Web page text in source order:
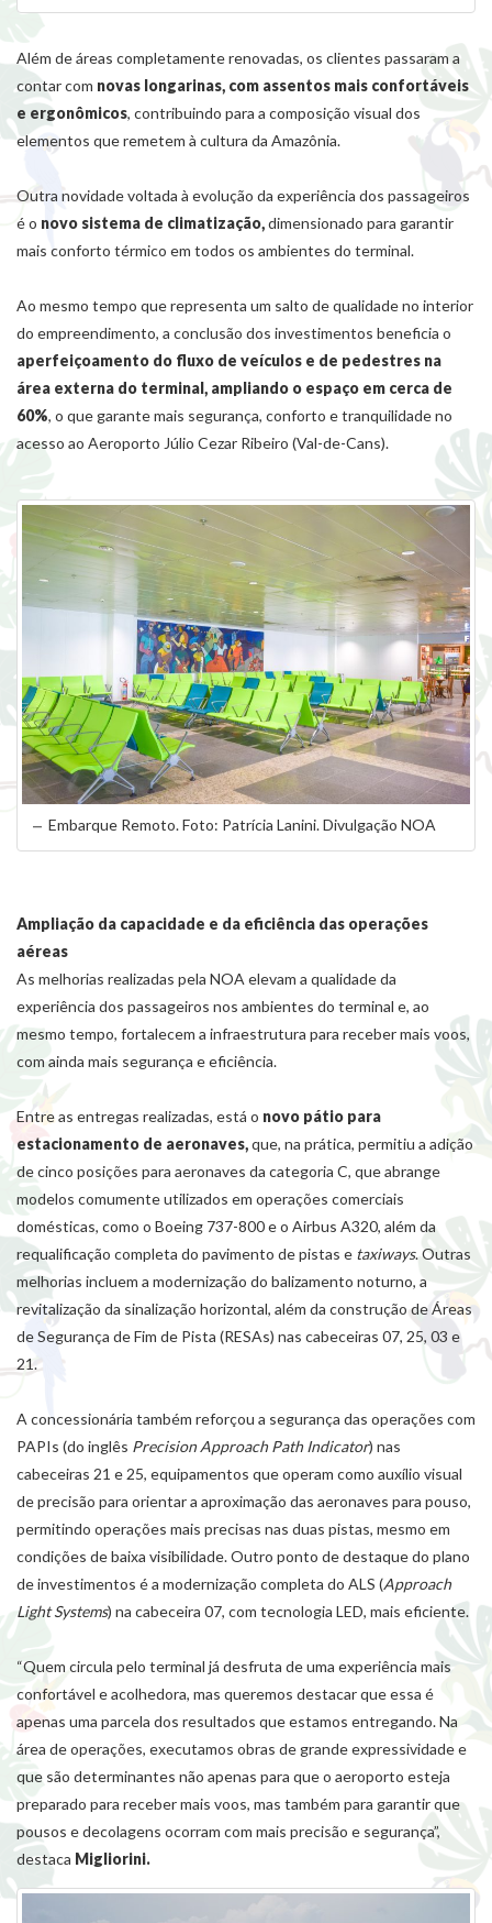
Além de áreas completamente renovadas, os clientes passaram a
contar com novas longarinas, com assentos mais confortáveis
e ergonômicos, contribuindo para a composição visual dos
elementos que remetem à cultura da Amazônia.
Outra novidade voltada à evolução da experiência dos passageiros
é o novo sistema de climatização,dimensionado para garantir
mais conforto térmico em todos os ambientes do terminal.
Ao mesmo tempo que representa um salto de qualidade no interior
do empreendimento, a conclusão dos investimentos beneficia o
aperfeiçoamento do fluxo de veículos e de pedestres na
área externa do terminal, ampliando o espaço em cerca de
60%, o que garante mais segurança, conforto e tranquilidade no
acesso ao Aeroporto Júlio Cezar Ribeiro (Val-de-Cans).
Embarque Remoto. Foto: Patrícia Lanini. Divulgação NOA
Ampliação da capacidade e da eficiência das operações
aéreas
As melhorias realizadas pela NOA elevam a qualidade da
experiência dos passageiros nos ambientes do terminal e, ao
mesmo tempo, fortalecem a infraestrutura para receber mais voos,
com ainda mais segurança e eficiência.
Entre as entregas realizadas, está o novo pátio para
estacionamento de aeronaves,que, na prática, permitiu a adição
de cinco posições para aeronaves da categoria C, que abrange
modelos comumente utilizados em operações comerciais
domésticas, como o Boeing 737-800 e o Airbus A320, além da
requalificação completa do pavimento de pistas e taxiways. Outras
melhorias incluem a modernização do balizamento noturno, a
revitalização da sinalização horizontal, além da construção de Áreas
de Segurança de Fim de Pista (RESAs) nas cabeceiras 07, 25, 03 e
21.
A concessionária também reforçou a segurança das operações com
PAPIs (do inglês Precision Approach Path Indicator) nas
cabeceiras 21 e 25, equipamentos que operam como auxílio visual
de precisão para orientar a aproximação das aeronaves para pouso,
permitindo operações mais precisas nas duas pistas, mesmo em
condições de baixa visibilidade. Outro ponto de destaque do plano
de investimentos é a modernização completa do ALS (Approach
Light Systems) na cabeceira 07, com tecnologia LED, mais eficiente.
“Quem circula pelo terminal já desfruta de uma experiência mais
confortável e acolhedora, mas queremos destacar que essa é
apenas uma parcela dos resultados que estamos entregando. Na
área de operações, executamos obras de grande expressividade e
que são determinantes não apenas para que o aeroporto esteja
preparado para receber mais voos, mas também para garantir que
pousos e decolagens ocorram com mais precisão e segurança”,
destaca Migliorini.